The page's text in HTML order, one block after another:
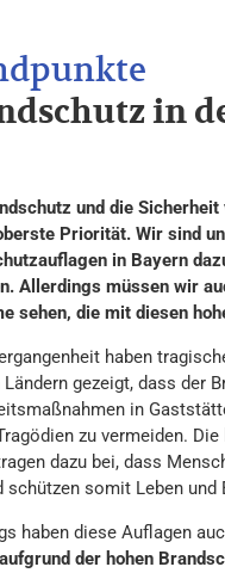
in
und die
Priorität. Wir sind
in Bayern
Allerdings müssen wir
sehen, die mit diesen
haben
Ländern gezeigt, dass der
in
zu vermeiden.
dazu bei, dass
schützen somit Leben und
haben diese Auflagen
der hohen